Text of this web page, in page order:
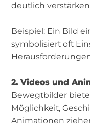
deutlich
Beispiel: Ein Bild
symbolisiert oft
2. Videos und
Bewegtbilder
Möglichkeit,
Animationen